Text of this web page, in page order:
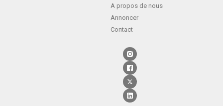
A propos de nous
Annoncer
Contact